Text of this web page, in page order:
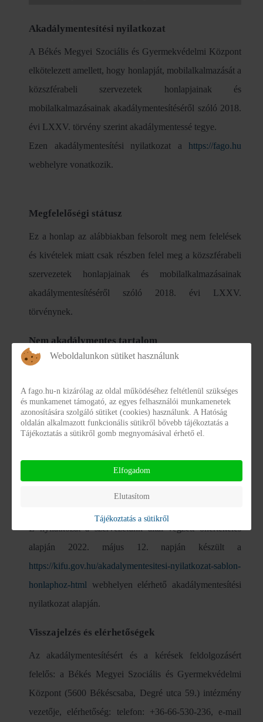
Akadálymentesítési nyilatkozat
A Békés Megyei Szociális és Gyermekvédelmi Központ
elkötelezett amellett, hogy honlapját, mobilalkalmazását a
közszférabeli szervezetek honlapjainak és
mobilalkalmazásainak akadálymentesítéséről szóló 2018.
évi LXXV. törvény szerint akadálymentessé tegye.
Ezen akadálymentesítési nyilatkozat a https://fago.hu
webhelyre vonatkozik.
Megfelelőségi státusz
Ez a honlap az alábbiakban felsorolt meg nem felelések
és kivételek miatt csak részben felel meg a közszférabeli
szervezetek honlapjainak és mobilalkalmazásainak
akadálymentesítéséről szóló 2018. évi LXXV.
törvénynek.
Nem akadálymentes tartalom
Aránytalan teher
Az akadálymentesítéséhez a dokumentumok teljes
körének szerkesztésére lenne szükség, amelynek becsült
költsége az intézmény éves költségvetését jelentős
fogyatékkal élők általi használat gyakoriságával.
E nyilatkozat a szervezetünk által végzett önértékelés
alapján 2022. május 12. napján készült a
https://kifu.gov.hu/akadalymentesitesi-nyilatkozat-sablon-
honlaphoz-html webhelyen elérhető akadálymentesítési
nyilatkozat alapján.
Visszajelzés és elérhetőségek
Az akadálymentesítésért és a kérések feldolgozásért
felelős: a Békés Megyei Szociális és Gyermekvédelmi
Központ (5600 Békéscsaba, Degré utca 59.) intézmény
vezetője, elérhetőség: telefon: +36-66-530-236, e-mail
Weboldalunkon sütiket használunk
A fago.hu-n kizárólag az oldal működéséhez feltétlenül szükséges
és munkamenet támogató, az egyes felhasználói munkamenetek
azonosítására szolgáló sütiket (cookies) használunk. A Hatóság
oldalán alkalmazott funkcionális sütikről bővebb tájékoztatás a
Tájékoztatás a sütikről gomb megnyomásával érhető el.
Elfogadom
Elutasítom
Tájékoztatás a sütikről